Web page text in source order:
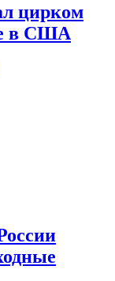
цирком
в США